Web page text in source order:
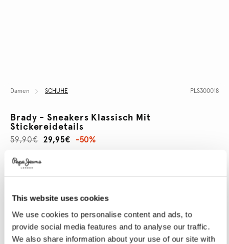
This website uses cookies
We use cookies to personalise content and ads, to
provide social media features and to analyse our traffic.
We also share information about your use of our site with
Damen SCHUHE PLS300018
Brady - Sneakers Klassisch Mit
Stickereidetails
29,95€
59,90€ -50%
FARBEN:
GRÖßE AUSWÄHLEN:
36 37 38 39
41 42